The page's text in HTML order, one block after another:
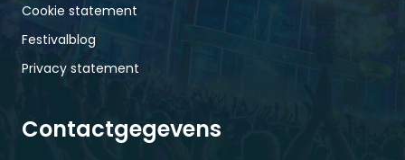
Cookie statement
Festivalblog
Privacy statement
Contactgegevens